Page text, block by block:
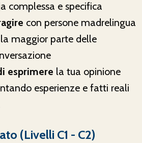
complessa e specifica
con persone madrelingua
maggior parte delle
esprimere la tua opinione
esperienze e fatti reali
(Livelli C1 - C2)